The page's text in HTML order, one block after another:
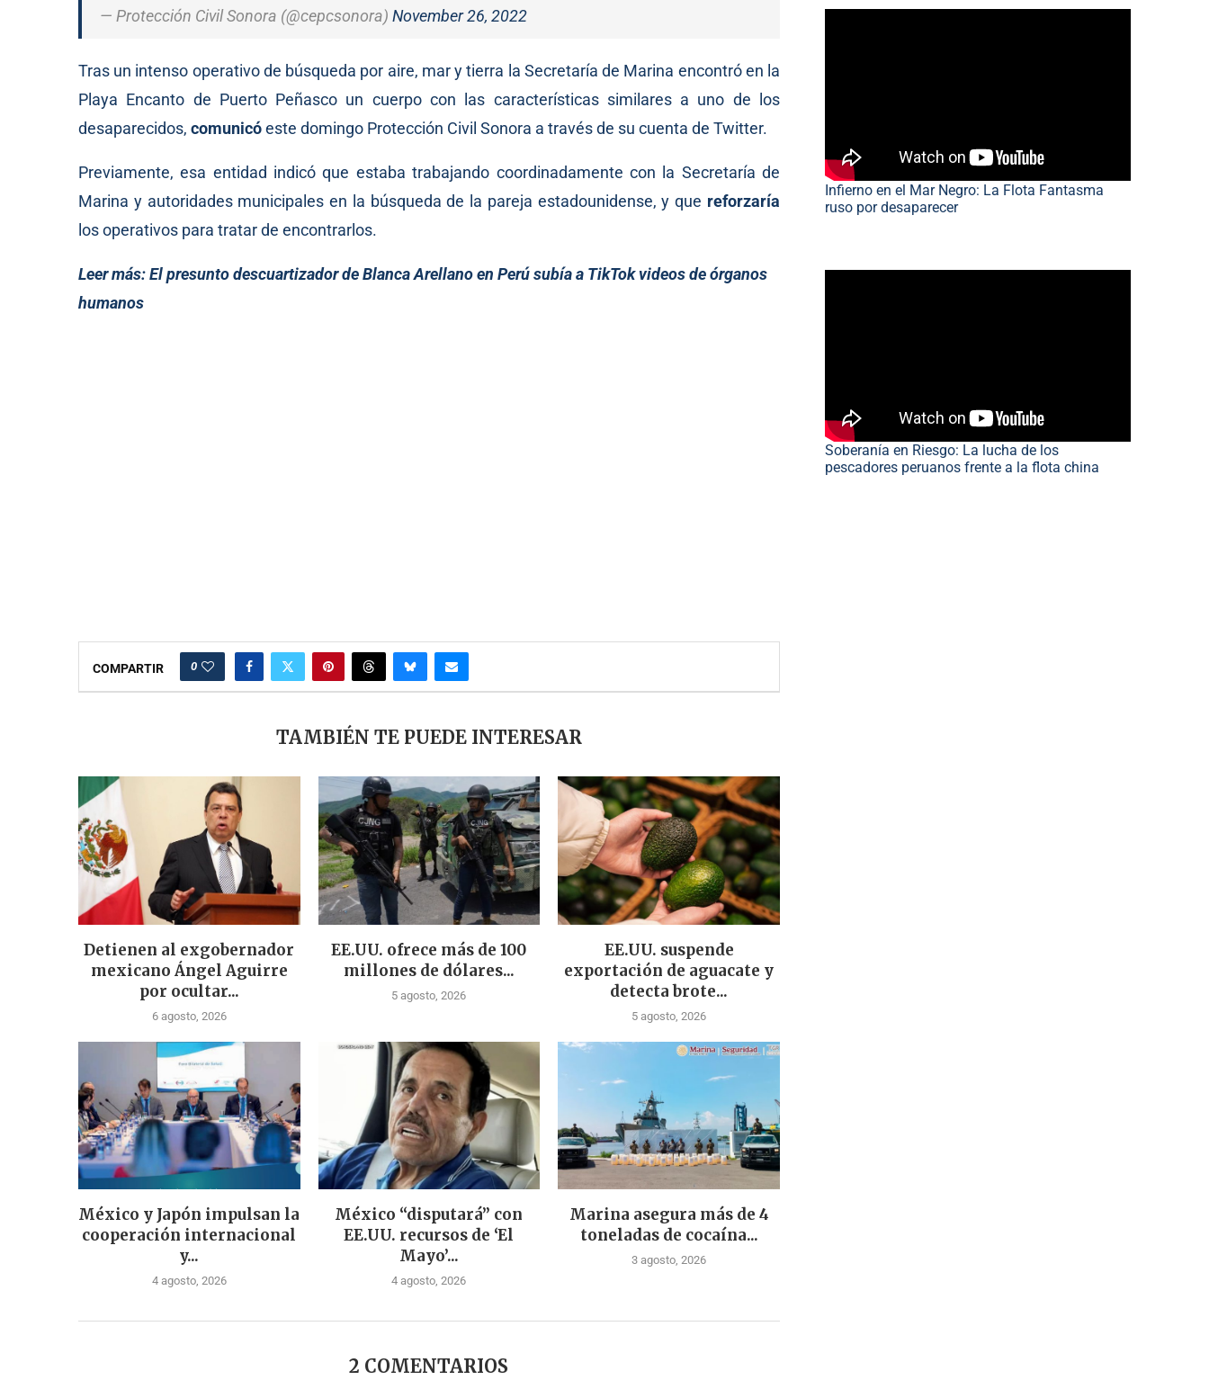
— Protección Civil Sonora (@cepcsonora) November 26, 2022
Tras un intenso operativo de búsqueda por aire, mar y tierra la Secretaría de Marina encontró en la
Playa Encanto de Puerto Peñasco un cuerpo con las características similares a uno de los
desaparecidos, comunicóeste domingo Protección Civil Sonora a través de su cuenta de Twitter.
Previamente, esa entidad indicó que estaba trabajando coordinadamente con la Secretaría de
Marina y autoridades municipales en la búsqueda de la pareja estadounidense, y que reforzaría
los operativos para tratar de encontrarlos.
Leer más:El presunto descuartizador de Blanca Arellano en Perú subía a TikTok videos de órganos
humanos
COMPARTIR 0
TAMBIÉN TE PUEDE INTERESAR
Detienen al exgobernador
mexicano Ángel Aguirre
por ocultar...
6 agosto, 2026
EE.UU. ofrece más de 100
millones de dólares...
5 agosto, 2026
EE.UU. suspende
exportación de aguacate y
detecta brote...
5 agosto, 2026
México y Japón impulsan la
cooperación internacional
y...
4 agosto, 2026
México “disputará” con
EE.UU. recursos de ‘El
Mayo’...
4 agosto, 2026
Marina asegura más de 4
toneladas de cocaína...
3 agosto, 2026
2 COMENTARIOS
Infierno en el Mar Negro: La Flota Fantasma
ruso por desaparecer
Soberanía en Riesgo: La lucha de los
pescadores peruanos frente a la flota china